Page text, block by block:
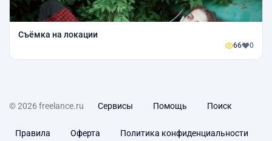
Съёмка на локации
66 0
© 2026 freelance.ru Сервисы Помощь Поиск
Правила Оферта Политика конфиденциальности